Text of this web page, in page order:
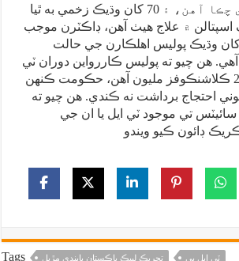
اهلڪار شهيد ٿي چڪا آهن، ۽ 70 کان وڌيڪ زخمي به ٿيا
۾ علاج هيٺ آهن، ڊاڪٽرن موجب
زخمين مان 8 کان وڌيڪ پوليس اهلڪارن جي حالت
آهي. هن چيو ته پوليس ڪاررواين دوران ٽي
ايل پي وارن وٽان 27 ڪلاشنڪوفز مليون آهن، حڪومت ڪنهن
احتجاج برداشت نه ڪندي. هن چيو ته
تي موجود ٽي ايل يا ان جي
Tags تحريڪ لبيڪ پاڪستان پابندي مڙيل ٽي ايل پي